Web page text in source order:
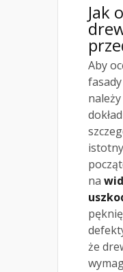
Jak
Aby
na
że